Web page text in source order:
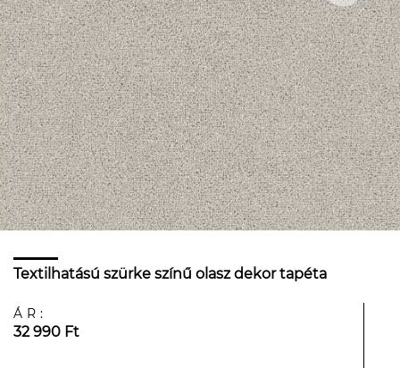
Textilhatású szürke színű olasz dekor tapéta
ÁR:
32 990 Ft